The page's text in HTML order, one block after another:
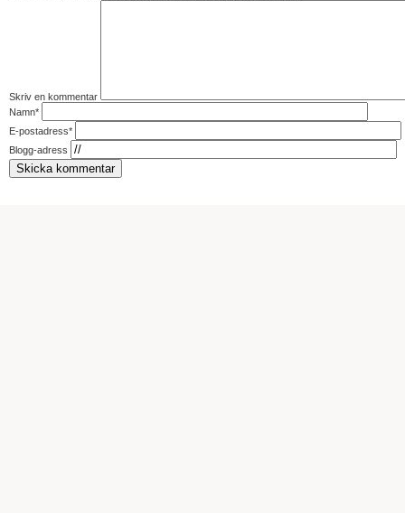
Skriv en kommentar
Namn*
E-postadress*
Blogg-adress